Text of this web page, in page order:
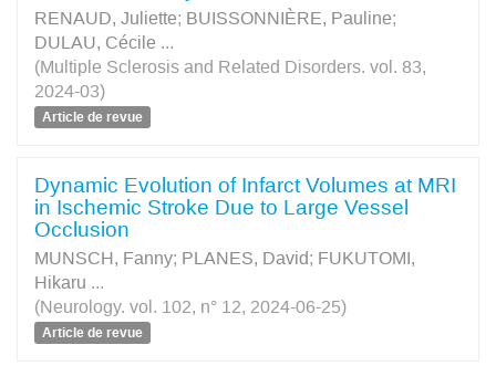
RENAUD, Juliette; BUISSONNIÈRE, Pauline;
DULAU, Cécile ...
(Multiple Sclerosis and Related Disorders. vol. 83,
2024-03)
Article de revue
Dynamic Evolution of Infarct Volumes at MRI
in Ischemic Stroke Due to Large Vessel
Occlusion
MUNSCH, Fanny; PLANES, David; FUKUTOMI,
Hikaru ...
(Neurology. vol. 102, n° 12, 2024-06-25)
Article de revue